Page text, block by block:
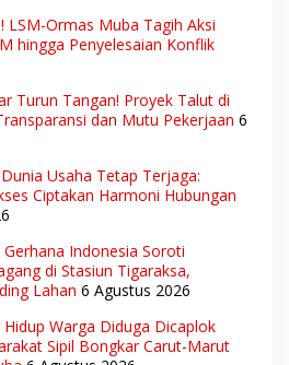
LSM-Ormas Muba Tagih Aksi
hingga Penyelesaian Konflik
Turun Tangan! Proyek Talut di
dan Mutu Pekerjaan 6
Usaha Tetap Terjaga:
Ciptakan Harmoni Hubungan
Indonesia Soroti
di Stasiun Tigaraksa,
Lahan 6 Agustus 2026
Warga Diduga Dicaplok
Sipil Bongkar Carut-Marut